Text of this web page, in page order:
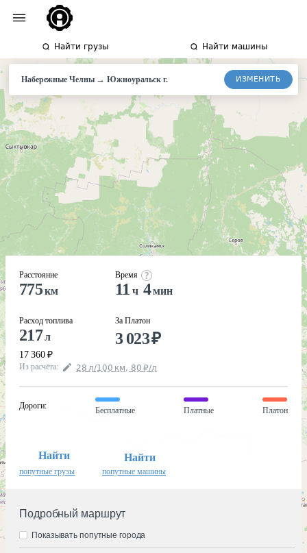
Найти грузы Найти машины
Набережные Челны→Южноуральск г. ИЗМЕНИТЬ
Расстояние
775км
Расход топлива
217л
17 360 ₽
Время
11 ч 4мин
За Платон
3 023₽
Из расчёта: 28 л/100 км, 80 ₽/л
Дороги:
Бесплатные Платные Платон
Найти
попутные грузы
Найти
попутные машины
Подробный маршрут
Показывать попутные города